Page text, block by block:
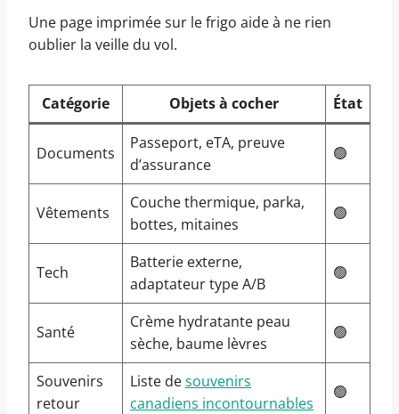
Une page imprimée sur le frigo aide à ne rien
oublier la veille du vol.
Catégorie Objets à cocher État
Documents
Passeport, eTA, preuve
d’assurance
🟢
Vêtements
Couche thermique, parka,
bottes, mitaines
🟢
Tech
Batterie externe,
adaptateur type A/B
🟢
Santé
Crème hydratante peau
sèche, baume lèvres
🟢
Souvenirs
retour
Liste desouvenirs
canadiens incontournables
🟢